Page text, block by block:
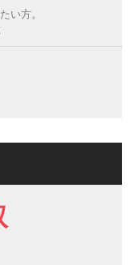
い方。